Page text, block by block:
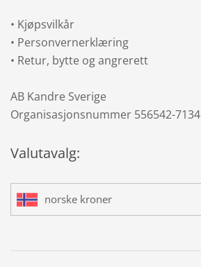
• Kjøpsvilkår
• Personvernerklæring
• Retur, bytte og angrerett
AB Kandre Sverige
Organisasjonsnummer 556542-7134
Valutavalg:
norske kroner